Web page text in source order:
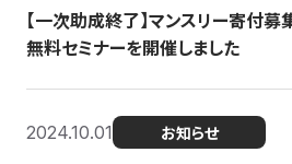
【一次助成終了】マンスリー寄付
無料セミナーを開催しました
2024.10.01 お知らせ